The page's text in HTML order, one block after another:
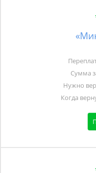
Сумма
Нужно
Когда